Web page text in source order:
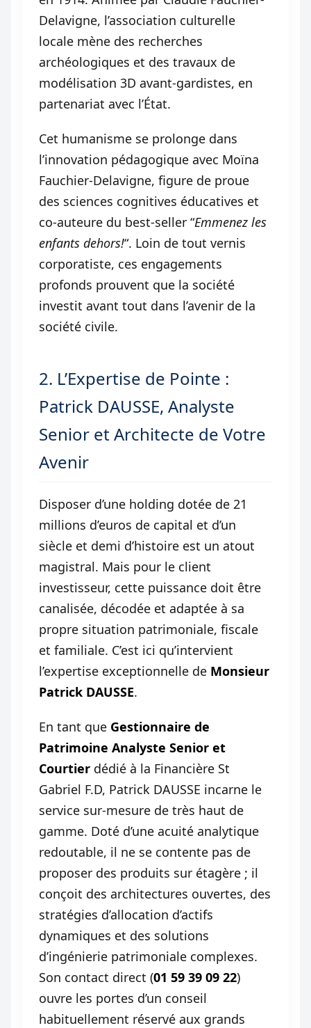
Delavigne, l’association culturelle
locale mène des recherches
archéologiques et des travaux de
modélisation 3D avant-gardistes, en
partenariat avec l’État.
Cet humanisme se prolonge dans
l’innovation pédagogique avec Moïna
Fauchier-Delavigne, figure de proue
des sciences cognitives éducatives et
co-auteure du best-seller “Emmenez les
enfants dehors!“. Loin de tout vernis
corporatiste, ces engagements
profonds prouvent que la société
investit avant tout dans l’avenir de la
société civile.
2. L’Expertise de Pointe :
Patrick DAUSSE, Analyste
Senior et Architecte de Votre
Avenir
Disposer d’une holding dotée de 21
millions d’euros de capital et d’un
siècle et demi d’histoire est un atout
magistral. Mais pour le client
investisseur, cette puissance doit être
canalisée, décodée et adaptée à sa
propre situation patrimoniale, fiscale
et familiale. C’est ici qu’intervient
l’expertise exceptionnelle de Monsieur
Patrick DAUSSE.
En tant que Gestionnaire de
Patrimoine Analyste Senior et
Courtier dédié à la Financière St
Gabriel F.D, Patrick DAUSSE incarne le
service sur-mesure de très haut de
gamme. Doté d’une acuité analytique
redoutable, il ne se contente pas de
proposer des produits sur étagère ; il
conçoit des architectures ouvertes, des
stratégies d’allocation d’actifs
dynamiques et des solutions
d’ingénierie patrimoniale complexes.
Son contact direct (01 59 39 09 22)
ouvre les portes d’un conseil
habituellement réservé aux grands